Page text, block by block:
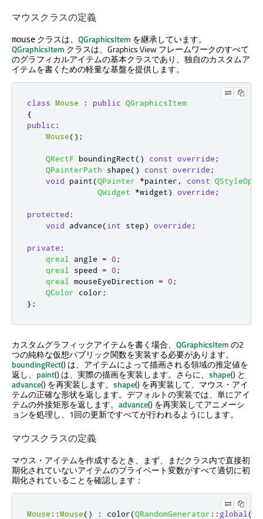
マウスクラスの定義
mouse クラスは、 QGraphicsItem を継承しています。
QGraphicsItem クラスは、Graphics View フレームワークのすべて
のグラフィカルアイテムの基本クラスであり、独自のカスタムア
イテムを書くための軽量な基盤を提供します。
class Mouse : public QGraphicsItem
{
public :
Mouse();
QRectF boundingRect() const override ;
QPainterPath shape() const override ;
void paint(QPainter *painter , const
QWidget
*widget) override ;
protected :
void advance(int step) override ;
private :
qreal
angle = 0 ;
qreal
speed = 0 ;
qreal
mouseEyeDirection = 0 ;
QColor color ;
};
カスタムグラフィックアイテムを書く場合、 QGraphicsItemの2
つの純粋な仮想パブリック関数を実装する必要があります。
boundingRect() は、アイテムによって描画される領域の推定値を
返し、 paint() は、実際の描画を実装します。さらに、 shape() と
advance() を再実装します。 shape() を再実装して、マウス・アイ
テムの正確な形状を返します。デフォルトの実装では、単にアイ
テムの外接矩形を返します。 advance() を再実装してアニメーシ
ョンを処理し、1回の更新ですべてが行われるようにします。
マウスクラスの定義
マウス・アイテムを作成するとき、まず、まだクラス内で直接初
期化されていないアイテムのプライベート変数がすべて適切に初
期化されていることを確認します：
Mouse ::Mouse() : color(QRandomGenerator :: global ()